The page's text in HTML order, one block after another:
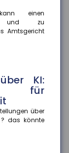
einen
und zu
Amtsgericht
KI:
für
über
das könnte
im
entscheiden
Home sie
zur
nimmt Formen
sechsten bis